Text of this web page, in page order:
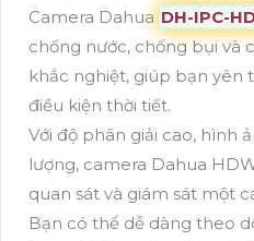
Camera Dahua DH-IPC-
chống nước, chống bụi và
khắc nghiệt, giúp bạn yên
điều kiện thời tiết.
Với độ phân giải cao, hình
lượng, camera Dahua
quan sát và giám sát một
Bạn có thể dễ dàng theo